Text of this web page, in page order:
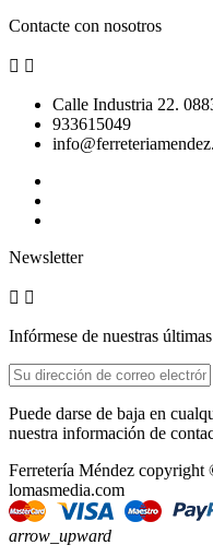
Contacte con nosotros
 
Calle Industria 22.
933615049
Newsletter
 
Infórmese de nuestras
Puede darse de baja en
nuestra información de
Ferretería Méndez
lomasmedia.com
arrow_upward